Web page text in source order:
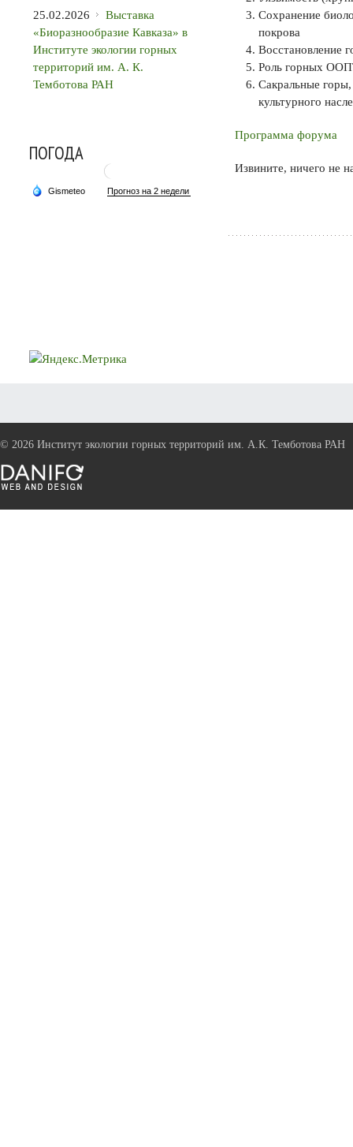
Сохранение
покрова
Восстановление
Роль горных
Сакральные
культурного
Программа форума
Извините, ничего не
25.02.2026
Выставка
«Биоразнообразие Кавказа» в
Институте экологии горных
территорий им. А. К.
Темботова РАН
ПОГОДА
© 2026 Институт экологии горных территорий им. А.К. Темботова РАН